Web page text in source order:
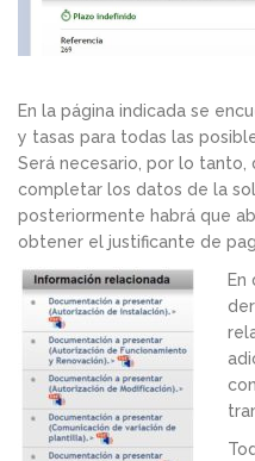
En la página indicada se
y tasas para todas las
Será necesario, por lo
completar los datos de la
posteriormente habrá que
obtener el justificante de
En